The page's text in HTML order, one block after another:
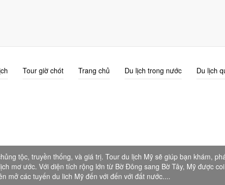
Tour giờ chót Trang chủ Du lịch trong nước Du lịch
tộc, truyền thống, và giá trị. Tour du lịch Mỹ sẽ giúp bạn khám,
mơ ước. Với diện tích rộng lớn từ Bờ Đông sang Bờ Tây, Mỹ được
mở các tuyến du lich Mỹ đến với đến với đất nước....